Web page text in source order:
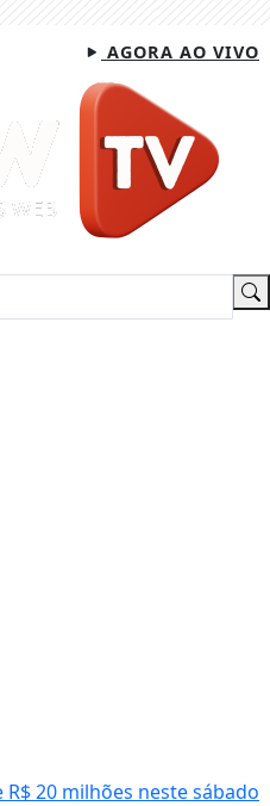
AGORA AO VIVO
20 milhões neste sábado